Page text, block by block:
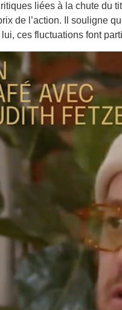
liées à la chute du
de l’action. Il souligne
lui, ces fluctuations font